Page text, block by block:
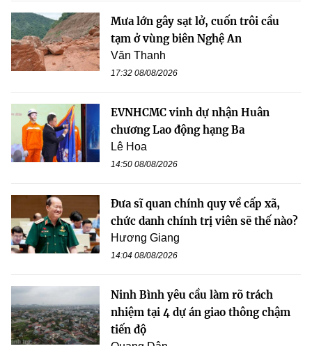
Mưa lớn gây sạt lở, cuốn trôi cầu
tạm ở vùng biên Nghệ An
Văn Thanh
17:32 08/08/2026
EVNHCMC vinh dự nhận Huân
chương Lao động hạng Ba
Lê Hoa
14:50 08/08/2026
Đưa sĩ quan chính quy về cấp xã,
chức danh chính trị viên sẽ thế nào?
Hương Giang
14:04 08/08/2026
Ninh Bình yêu cầu làm rõ trách
nhiệm tại 4 dự án giao thông chậm
tiến độ